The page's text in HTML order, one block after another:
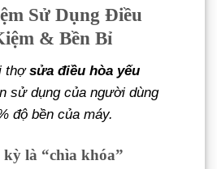
Sử Dụng Điều
& Bền Bỉ
thợsửa điều hòa yếu
sử dụng của người dùng
độ bền của máy.
là “chìa khóa”